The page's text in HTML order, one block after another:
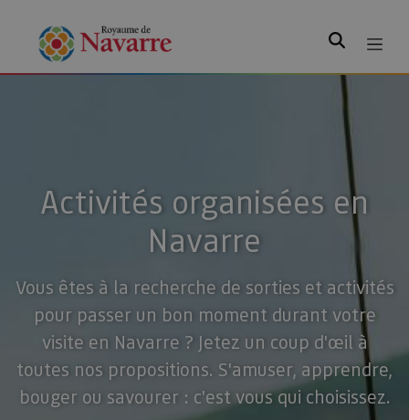
Rechercher
Activités organisées en
Navarre
Vous êtes à la recherche de sorties et activités
pour passer un bon moment durant votre
visite en Navarre ? Jetez un coup d'œil à
toutes nos propositions. S'amuser, apprendre,
bouger ou savourer : c'est vous qui choisissez.